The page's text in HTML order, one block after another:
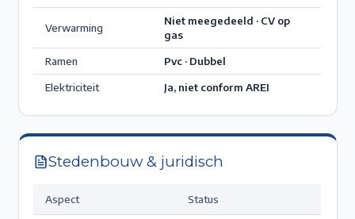
Verwarming
Niet meegedeeld · CV op
gas
Ramen
Pvc · Dubbel
Elektriciteit
Ja, niet conform AREI
Stedenbouw & juridisch
Aspect Status